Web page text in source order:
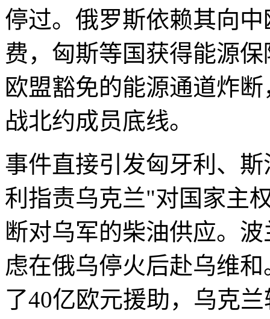
停过。俄罗斯依赖其向
费，匈斯等国获得能源
欧盟豁免的能源通道炸
战北约成员底线。
事件直接引发匈牙利、
利指责乌克兰"对国家主
断对乌军的柴油供应。
虑在俄乌停火后赴乌维
了40亿欧元援助，乌克